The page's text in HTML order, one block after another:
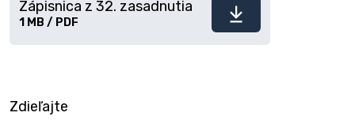
Stiahnuť
Zápisnica z 32. zasadnutia
1 MB / PDF
Zdieľajte